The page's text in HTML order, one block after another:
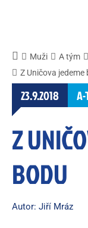
Muži A tým
Z Uničova jedeme
23.9.2018 A-
Z
BODU
Autor: Jiří Mráz